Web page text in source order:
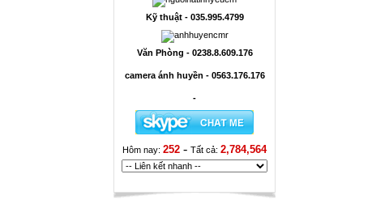
Kỹ thuật - 035.995.4799
Văn Phòng - 0238.8.609.176
camera ánh huyền - 0563.176.176
-
Hôm nay: 252 - Tất cả: 2,784,564